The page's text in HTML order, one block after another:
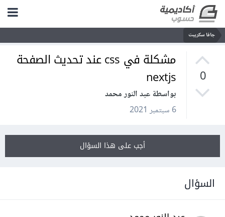
جافا سكريبت
0
مشكلة في css عند تحديث الصفحة
nextjs
بواسطة عبد النور محمد
6 سبتمبر 2021
أجب على هذا السؤال
السؤال